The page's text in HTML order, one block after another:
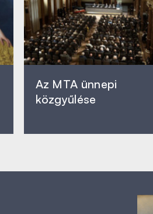
Az MTA ünnepi
közgyűlése